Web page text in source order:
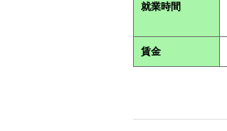
就業時間
賃金